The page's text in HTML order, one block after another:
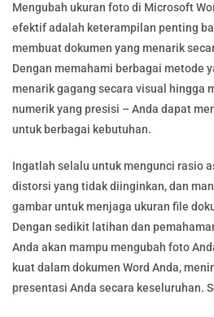
Mengubah ukuran foto di Microsoft
efektif adalah keterampilan penting
membuat dokumen yang menarik
Dengan memahami berbagai metode
menarik gagang secara visual hingga
numerik yang presisi – Anda dapat
untuk berbagai kebutuhan.
Ingatlah selalu untuk mengunci rasio
distorsi yang tidak diinginkan, dan
gambar untuk menjaga ukuran file
Dengan sedikit latihan dan
Anda akan mampu mengubah foto
kuat dalam dokumen Word Anda,
presentasi Anda secara keseluruhan.